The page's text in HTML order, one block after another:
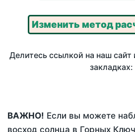
Изменить метод
Делитесь ссылкой на наш сайт
закладках:
ВАЖНО! Если вы можете
восход солнца в Горных